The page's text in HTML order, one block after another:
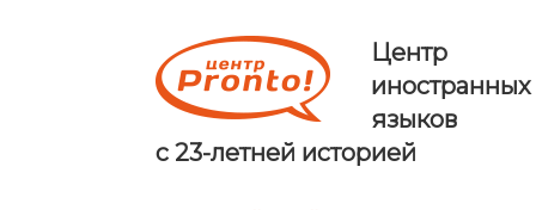
Центр
иностранных
языков
с 23-летней историей